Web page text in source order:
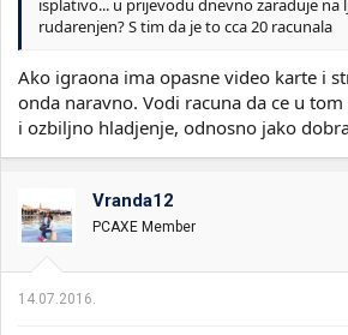
isplativo... u prijevodu dnevno zaraduje na
rudarenjen? S tim da je to cca 20 racunala
Ako igraona ima opasne video karte i
onda naravno. Vodi racuna da ce u
i ozbiljno hladjenje, odnosno jako
Vranda12
PCAXE Member
14.07.2016.